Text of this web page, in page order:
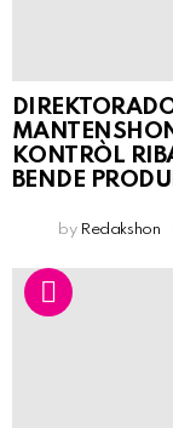
KONTRÒL
BENDE
by Redakshon